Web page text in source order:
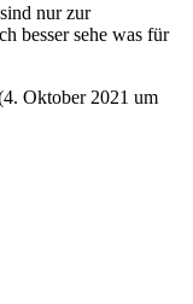
nur zur
besser sehe was für
4. Oktober 2021 um